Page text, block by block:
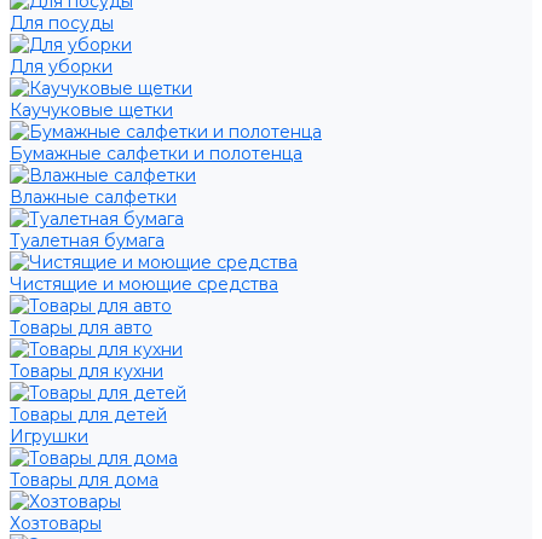
Для посуды
Для уборки
Каучуковые щетки
Бумажные салфетки и полотенца
Влажные салфетки
Туалетная бумага
Чистящие и моющие средства
Товары для авто
Товары для кухни
Товары для детей
Игрушки
Товары для дома
Хозтовары